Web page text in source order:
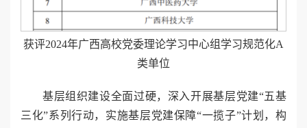
获评2024年广西高校党委理论学习中心组学习规范化A
类单位
基层组织建设全面过硬，深入开展基层党建“五基
三化”系列行动，实施基层党建保障“一揽子”计划，构